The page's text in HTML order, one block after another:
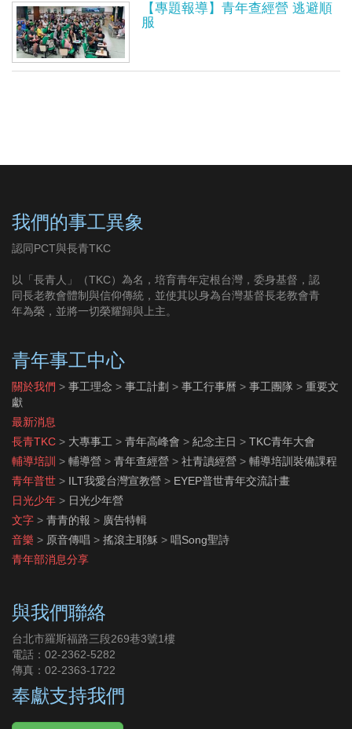
【專題報導】青年查經營 逃避順
服
我們的事工異象
認同PCT與長青TKC
以「長青人」（TKC）為名，培育青年定根台灣，委身基督，認
同長老教會體制與信仰傳統，並使其以身為台灣基督長老教會青
年為榮，並將一切榮耀歸與上主。
青年事工中心
關於我們 > 事工理念 > 事工計劃 > 事工行事曆 > 事工團隊 > 重要文
獻
最新消息
長青TKC > 大專事工 > 青年高峰會 > 紀念主日 > TKC青年大會
輔導培訓 > 輔導營 > 青年查經營 > 社青讀經營 > 輔導培訓裝備課程
青年普世 > ILT我愛台灣宣教營 > EYEP普世青年交流計畫
日光少年 > 日光少年營
文字 > 青青的報 > 廣告特輯
音樂 > 原音傳唱 > 搖滾主耶穌 > 唱Song聖詩
青年部消息分享
與我們聯絡
台北市羅斯福路三段269巷3號1樓
電話：02-2362-5282
傳真：02-2363-1722
奉獻支持我們